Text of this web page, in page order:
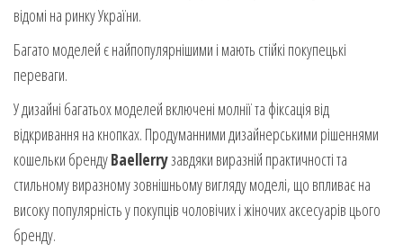
відомі на ринку України.
Багато моделей є найпопулярнішими і мають стійкі покупецькі
переваги.
У дизайні багатьох моделей включені молнії та фіксація від
відкривання на кнопках. Продуманними дизайнерськими рішеннями
кошельки брендуBaellerryзавдяки виразній практичності та
стильному виразному зовнішньому вигляду моделі, що впливає на
високу популярність у покупців чоловічих і жіночих аксесуарів цього
бренду.